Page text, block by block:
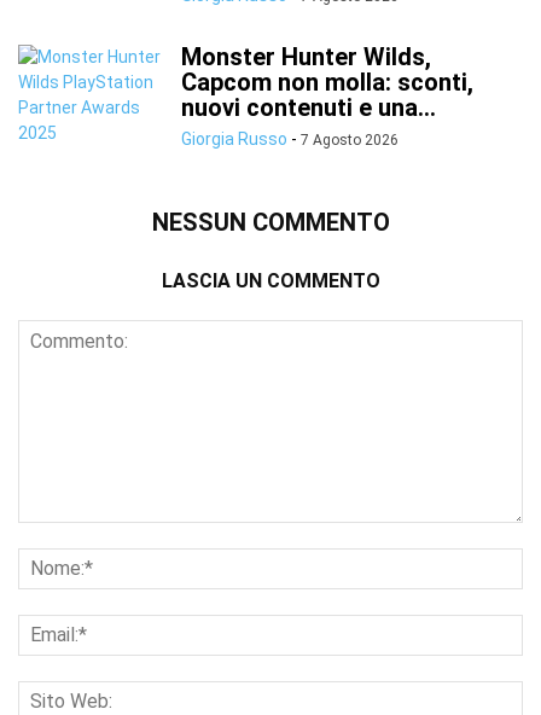
Monster Hunter Wilds,
Capcom non molla: sconti,
nuovi contenuti e una...
Giorgia Russo - 7 Agosto 2026
NESSUN COMMENTO
LASCIA UN COMMENTO